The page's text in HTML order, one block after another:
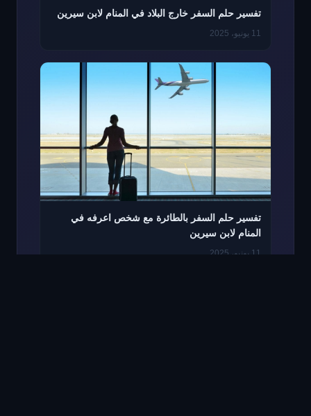
تفسير حلم السفر خارج البلاد في المنام لابن سيرين
11 يونيو، 2025
تفسير حلم السفر بالطائرة مع شخص اعرفه في
المنام لابن سيرين
11 يونيو، 2025